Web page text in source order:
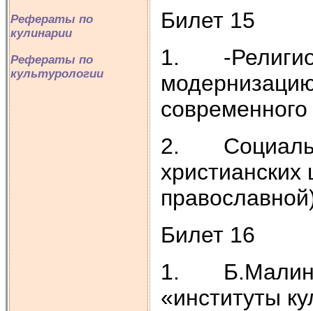
Рефераты по
кулинарии
Рефераты по
культурологии
Билет 15
1. -
2.
христианских
Билет 16
1.
«институты